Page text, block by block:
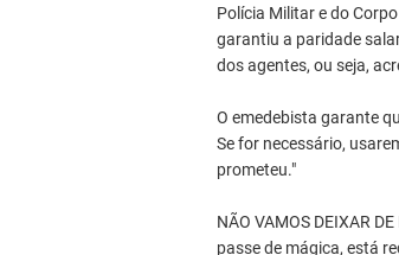
Polícia Militar e do
garantiu a paridade
dos agentes, ou seja,
O emedebista garante
Se for necessário,
prometeu."
NÃO VAMOS DEIXAR
passe de mágica, está